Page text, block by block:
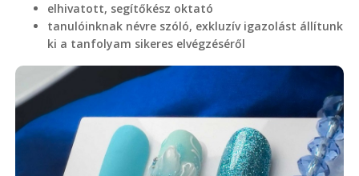
elhivatott, segítőkész oktató
tanulóinknak névre szóló, exkluzív igazolást állítunk
ki a tanfolyam sikeres elvégzéséről